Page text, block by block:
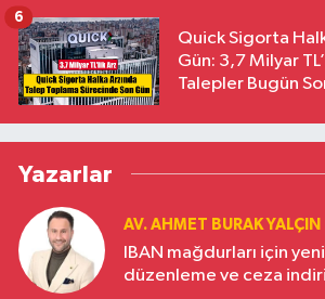
Quick Sigorta
Gün: 3,7 Milyar
Talepler Bugün
6
Yazarlar
AV. AHMET BURAK YALÇIN
IBAN mağdurları için
düzenleme ve ceza